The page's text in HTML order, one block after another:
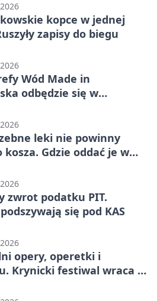
kopce w jednej
zapisy do biegu
Wód Made in
odbędzie się w
leki nie powinny
Gdzie oddać je w
zwrot podatku PIT.
się pod KAS
opery, operetki i
Krynicki festiwal wraca z